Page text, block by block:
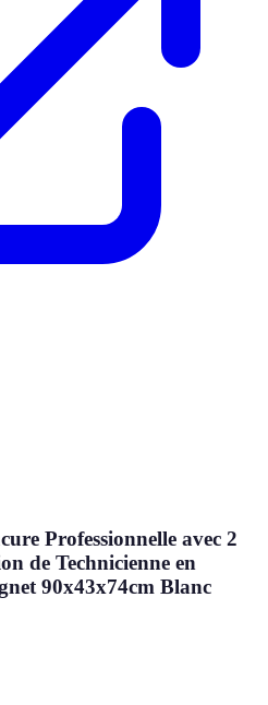
Professionnelle avec 2
de Technicienne en
90x43x74cm Blanc